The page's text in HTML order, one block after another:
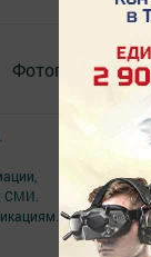
Фотогалереи
СМИ.